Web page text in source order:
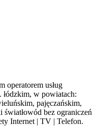
operatorem usług
w powiatach:
pajęczańskim,
światłowód bez ograniczeń
Internet | TV | Telefon.